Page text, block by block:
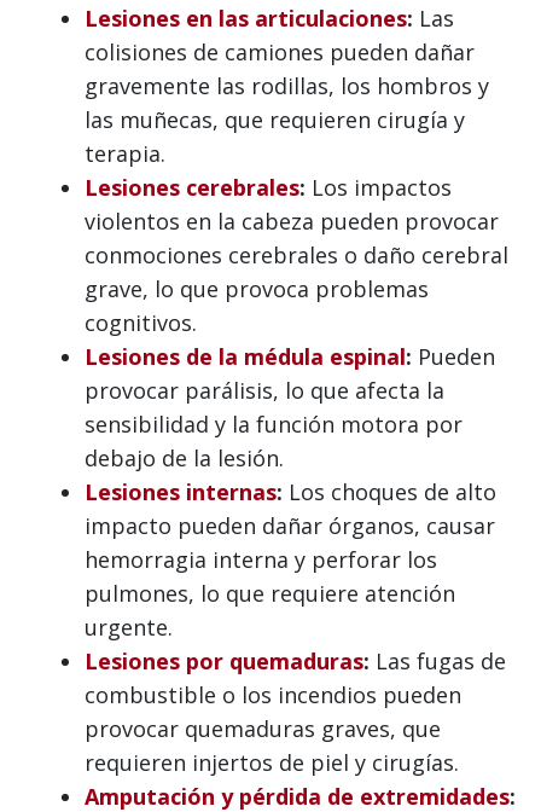
Lesiones en las articulaciones: Las
colisiones de camiones pueden dañar
gravemente las rodillas, los hombros y
las muñecas, que requieren cirugía y
terapia.
Lesiones cerebrales: Los impactos
violentos en la cabeza pueden provocar
conmociones cerebrales o daño cerebral
grave, lo que provoca problemas
cognitivos.
Lesiones de la médula espinal: Pueden
provocar parálisis, lo que afecta la
sensibilidad y la función motora por
debajo de la lesión.
Lesiones internas: Los choques de alto
impacto pueden dañar órganos, causar
hemorragia interna y perforar los
pulmones, lo que requiere atención
urgente.
Lesiones por quemaduras: Las fugas de
combustible o los incendios pueden
provocar quemaduras graves, que
requieren injertos de piel y cirugías.
Amputación y pérdida de extremidades: